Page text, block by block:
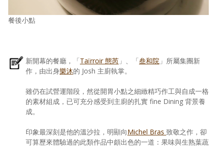
餐後小點
新開幕的餐廳，「Taïrroir 態芮 」、「叁和院 」所屬集團新
作，由出身樂沐的 Josh 主廚執掌。
雖仍在試營運階段，然從開胃小點之細緻精巧作工與自成一格
的素材組成，已可充分感受到主廚的扎實 fine Dining 背景養
成。
印象最深刻是他的溫沙拉，明顯向Michel Bras 致敬之作，卻
可算歷來體驗過的此類作品中頗出色的一道：果味與生熟葉蔬